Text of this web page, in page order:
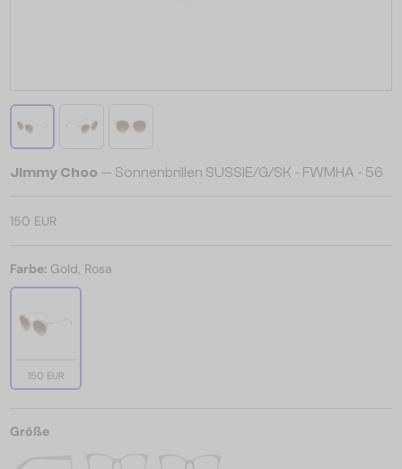
Jimmy Choo — Sonnenbrillen SUSSIE/G/SK - FWMHA - 56
150 EUR
Farbe: Gold, Rosa
150 EUR
Größe